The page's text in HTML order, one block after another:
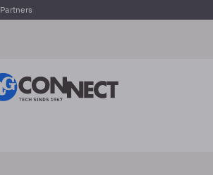
Partners